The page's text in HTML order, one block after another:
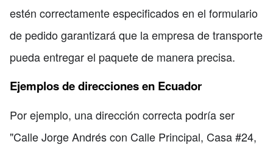
estén correctamente especificados en el formulario
de pedido garantizará que la empresa de transporte
pueda entregar el paquete de manera precisa.
Ejemplos de direcciones en Ecuador
Por ejemplo, una dirección correcta podría ser
"Calle Jorge Andrés con Calle Principal, Casa #24,